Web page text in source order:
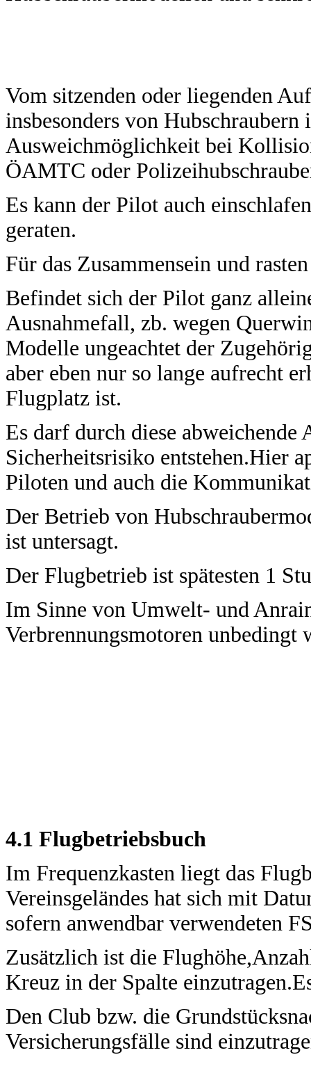
Vom sitzenden oder liegenden
insbesonders von Hubschraubern
Ausweichmöglichkeit bei
ÖAMTC oder
Es kann der Pilot auch
geraten.
Für das Zusammensein und
Befindet sich der Pilot ganz
Ausnahmefall, zb. wegen
Modelle ungeachtet der
aber eben nur so lange aufrecht
Flugplatz ist.
Es darf durch diese
Sicherheitsrisiko entstehen.Hier
Piloten und auch die
Der Betrieb von
ist untersagt.
Der Flugbetrieb ist spätesten 1
Im Sinne von Umwelt- und
Verbrennungsmotoren unbedingt
4.1 Flugbetriebsbuch
Im Frequenzkasten liegt das
Vereinsgeländes hat sich mit
sofern anwendbar verwendeten
Zusätzlich ist die
Kreuz in der Spalte
Den Club bzw. die
Versicherungsfälle sind